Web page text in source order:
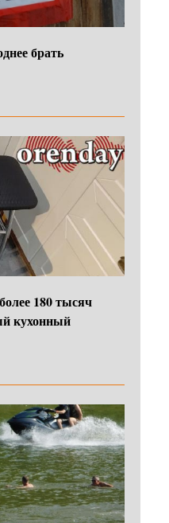
брать
180 тысяч
кухонный